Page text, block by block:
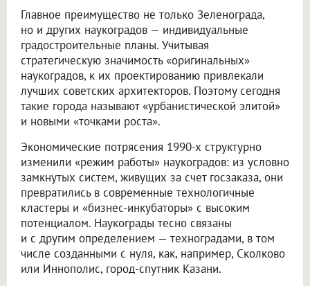
Главное преимущество не только Зеленограда,
но и других наукоградов — индивидуальные
градостроительные планы. Учитывая
стратегическую значимость «оригинальных»
наукоградов, к их проектированию привлекали
лучших советских архитекторов. Поэтому сегодня
такие города называют «урбанистической элитой»
и новыми «точками роста».
Экономические потрясения 1990-х структурно
изменили «режим работы» наукоградов: из условно
замкнутых систем, живущих за счет госзаказа, они
превратились в современные технологичные
кластеры и «бизнес-инкубаторы» с высоким
потенциалом. Наукограды тесно связаны
и с другим определением — техноградами, в том
числе созданными с нуля, как, например, Сколково
или Иннополис, город-спутник Казани.